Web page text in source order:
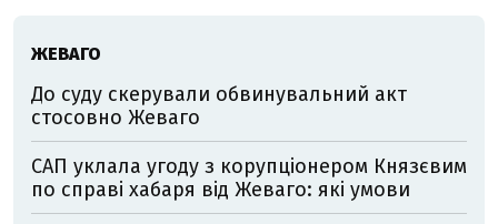
ЖЕВАГО
До суду скерували обвинувальний акт
стосовно Жеваго
САП уклала угоду з корупціонером Князєвим
по справі хабаря від Жеваго: які умови